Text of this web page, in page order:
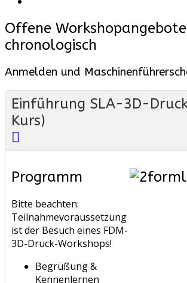
Offene Workshopangebote
chronologisch
Anmelden und
Einführung SLA-3D-
Kurs)
Programm
Bitte beachten:
Teilnahmevoraussetzung
ist der Besuch eines FDM-
3D-Druck-Workshops!
Begrüßung &
Kennenlernen